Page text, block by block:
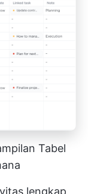
Tabel
lengkap